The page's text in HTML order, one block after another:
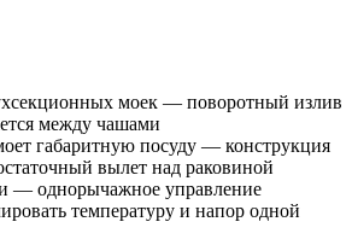
моек — поворотный излив
между чашами
габаритную посуду — конструкция
вылет над раковиной
— однорычажное управление
температуру и напор одной